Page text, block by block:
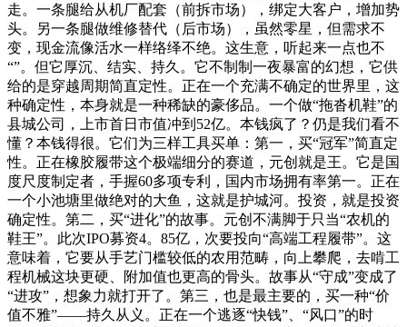
走。一条腿给从机厂配套（前拆市场），绑定大客户，增加势
头。另一条腿做维修替代（后市场），虽然零星，但需求不
变，现金流像活水一样络绎不绝。这生意，听起来一点也不
“”。但它厚沉、结实、持久。它不制制一夜暴富的幻想，它供
给的是穿越周期简直定性。正在一个充满不确定的世界里，这
种确定性，本身就是一种稀缺的豪侈品。一个做“拖沓机鞋”的
县城公司，上市首日市值冲到52亿。本钱疯了？仍是我们看不
懂？本钱得很。它们为三样工具买单：第一，买“冠军”简直定
性。正在橡胶履带这个极端细分的赛道，元创就是王。它是国
度尺度制定者，手握60多项专利，国内市场拥有率第一。正在
一个小池塘里做绝对的大鱼，这就是护城河。投资，就是投资
确定性。第二，买“进化”的故事。元创不满脚于只当“农机的
鞋王”。此次IPO募资4。85亿，次要投向“高端工程履带”。这
意味着，它要从手艺门槛较低的农用范畴，向上攀爬，去啃工
程机械这块更硬、附加值也更高的骨头。故事从“守成”变成了
“进攻”，想象力就打开了。第三，也是最主要的，买一种“价
值不雅”——持久从义。正在一个逃逐“快钱”、“风口”的时